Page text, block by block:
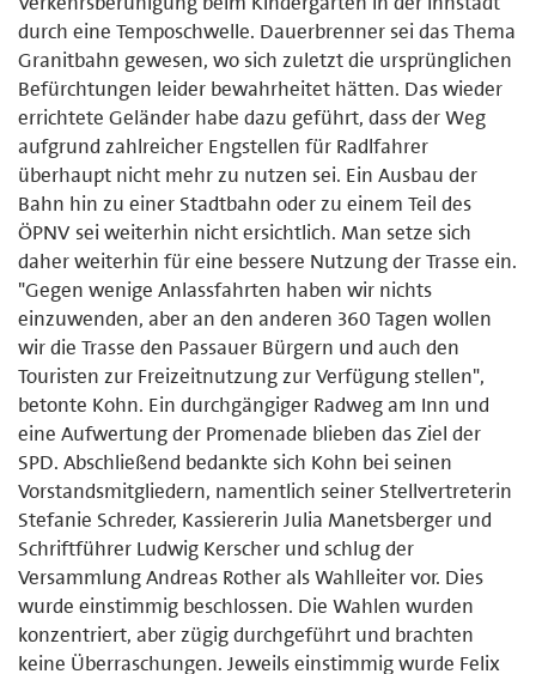
durch eine Temposchwelle. Dauerbrenner sei das Thema
Granitbahn gewesen, wo sich zuletzt die ursprünglichen
Befürchtungen leider bewahrheitet hätten. Das wieder
errichtete Geländer habe dazu geführt, dass der Weg
aufgrund zahlreicher Engstellen für Radlfahrer
überhaupt nicht mehr zu nutzen sei. Ein Ausbau der
Bahn hin zu einer Stadtbahn oder zu einem Teil des
ÖPNV sei weiterhin nicht ersichtlich. Man setze sich
daher weiterhin für eine bessere Nutzung der Trasse ein.
"Gegen wenige Anlassfahrten haben wir nichts
einzuwenden, aber an den anderen 360 Tagen wollen
wir die Trasse den Passauer Bürgern und auch den
Touristen zur Freizeitnutzung zur Verfügung stellen",
betonte Kohn. Ein durchgängiger Radweg am Inn und
eine Aufwertung der Promenade blieben das Ziel der
SPD. Abschließend bedankte sich Kohn bei seinen
Vorstandsmitgliedern, namentlich seiner Stellvertreterin
Stefanie Schreder, Kassiererin Julia Manetsberger und
Schriftführer Ludwig Kerscher und schlug der
Versammlung Andreas Rother als Wahlleiter vor. Dies
wurde einstimmig beschlossen. Die Wahlen wurden
konzentriert, aber zügig durchgeführt und brachten
keine Überraschungen. Jeweils einstimmig wurde Felix